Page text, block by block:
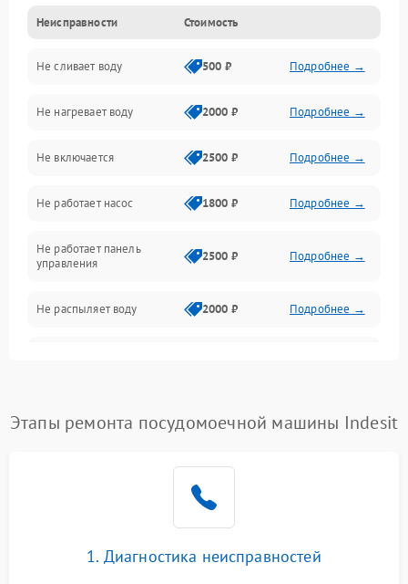
Управление
Электропитание
Датчики
Нагрев
Вода
Гигиена
Программное обеспечение
Неисправности Стоимость
Не сливает воду 500 ₽ Подробнее →
Не нагревает воду 2000 ₽ Подробнее →
Не включается 2500 ₽ Подробнее →
Не работает насос 1800 ₽ Подробнее →
Не работает панель
управления
2500 ₽ Подробнее →
Не распыляет воду 2000 ₽ Подробнее →
воды
1800 ₽ Подробнее →
Проблемы с
Этапы ремонта посудомоечной машины Indesit
1. Диагностика неисправностей